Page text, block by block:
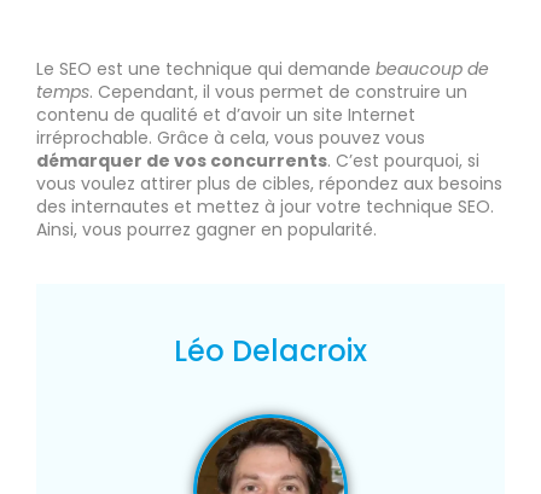
Le SEO est une technique qui demande beaucoup de
temps. Cependant, il vous permet de construire un
contenu de qualité et d’avoir un site Internet
irréprochable. Grâce à cela, vous pouvez vous
démarquer de vos concurrents. C’est pourquoi, si
vous voulez attirer plus de cibles, répondez aux besoins
des internautes et mettez à jour votre technique SEO.
Ainsi, vous pourrez gagner en popularité.
Léo Delacroix